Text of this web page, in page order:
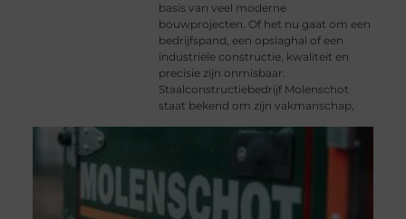
basis van veel moderne
bouwprojecten. Of het nu gaat om een
bedrijfspand, een opslaghal of een
industriële constructie, kwaliteit en
precisie zijn onmisbaar.
Staalconstructiebedrijf Molenschot
staat bekend om zijn vakmanschap,